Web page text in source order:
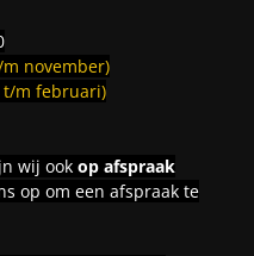
november)
t/m februari)
wij ook op afspraak
op om een afspraak te